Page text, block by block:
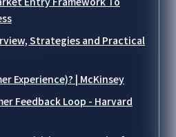
Strategies and Practical
Experience)? | McKinsey
Feedback Loop - Harvard